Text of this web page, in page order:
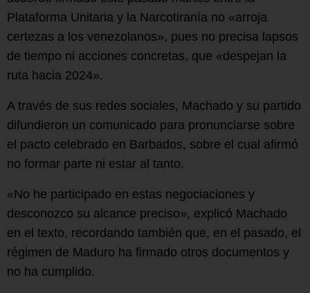
Plataforma Unitaria y la Narcotiranía no «arroja
certezas a los venezolanos», pues no precisa lapsos
de tiempo ni acciones concretas, que «despejan la
ruta hacia 2024».
A través de sus redes sociales, Machado y su partido
difundieron un comunicado para pronunciarse sobre
el pacto celebrado en Barbados, sobre el cual afirmó
no formar parte ni estar al tanto.
«No he participado en estas negociaciones y
desconozco su alcance preciso», explicó Machado
en el texto, recordando también que, en el pasado, el
régimen de Maduro ha firmado otros documentos y
no ha cumplido.